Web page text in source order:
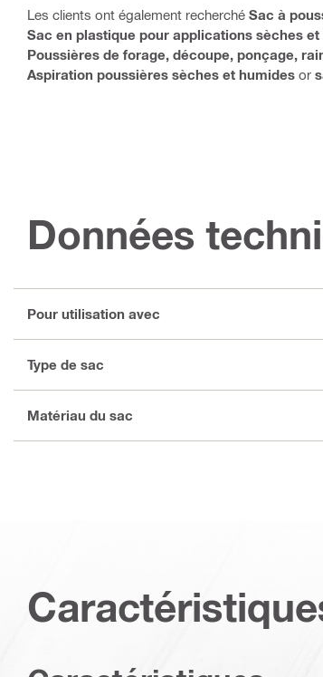
Les clients ont également recherché Sac à
Sac en plastique pour applications sèches
Poussières de forage, découpe, ponçage,
Aspiration poussières sèches et humides or
Données
Pour utilisation avec
Type de sac
Matériau du sac